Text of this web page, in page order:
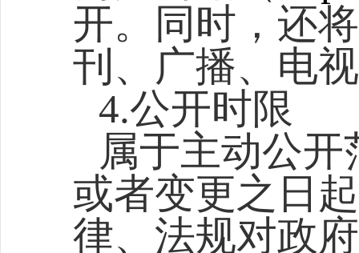
开。同时，还
刊、广播、电
4.公开时限
属于主动公
或者变更之日
律、法规对政